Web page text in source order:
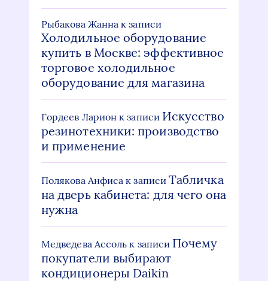
Рыбакова Жанна к записи
Холодильное оборудование
купить в Москве: эффективное
торговое холодильное
оборудование для магазина
Гордеев Ларион к записи Искусство
резинотехники: производство
и применение
Полякова Анфиса к записиТабличка
на дверь кабинета: для чего она
нужна
Медведева Ассоль к записи Почему
покупатели выбирают
кондиционеры Daikin